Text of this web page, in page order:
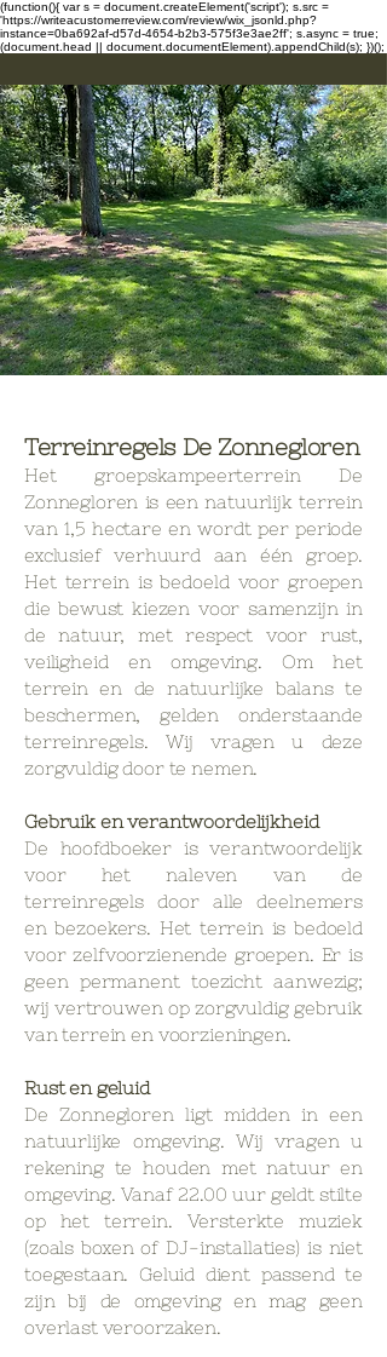
(function(){ var s = document.createElement('script'); s.src =
'https://writeacustomerreview.com/review/wix_jsonld.php?
instance=0ba692af-d57d-4654-b2b3-575f3e3ae2ff'; s.async = true;
(document.head || document.documentElement).appendChild(s); })();
Terreinregels De Zonnegloren
Het groepskampeerterrein De
Zonnegloren is een natuurlijk terrein
van 1,5 hectare en wordt per periode
exclusief verhuurd aan één groep.
Het terrein is bedoeld voor groepen
die bewust kiezen voor samenzijn in
de natuur, met respect voor rust,
veiligheid en omgeving. Om het
terrein en de natuurlijke balans te
beschermen, gelden onderstaande
terreinregels. Wij vragen u deze
zorgvuldig door te nemen.
Gebruik en verantwoordelijkheid
De hoofdboeker is verantwoordelijk
voor het naleven van de
terreinregels door alle deelnemers
en bezoekers. Het terrein is bedoeld
voor zelfvoorzienende groepen. Er is
geen permanent toezicht aanwezig;
wij vertrouwen op zorgvuldig gebruik
van terrein en voorzieningen.
Rust en geluid
De Zonnegloren ligt midden in een
natuurlijke omgeving. Wij vragen u
rekening te houden met natuur en
omgeving. Vanaf 22.00 uur geldt stilte
op het terrein. Versterkte muziek
(zoals boxen of DJ-installaties) is niet
toegestaan. Geluid dient passend te
zijn bij de omgeving en mag geen
overlast veroorzaken.